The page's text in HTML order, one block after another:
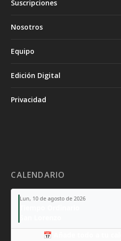
Suscripciones
Nosotros
Equipo
Edición Digital
Privacidad
CALENDARIO
Lun, 10 de agosto de 2026
📅 Añade todo a tu